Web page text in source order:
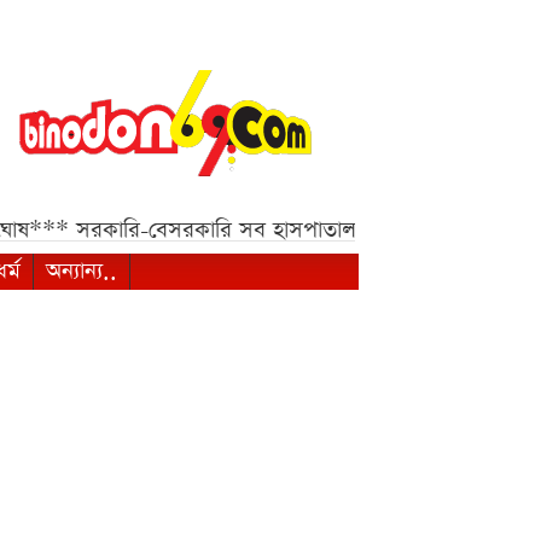
সরকারি-বেসরকারি সব হাসপাতাল ও ক্লিনিকের জন্য
অন্যান্য..